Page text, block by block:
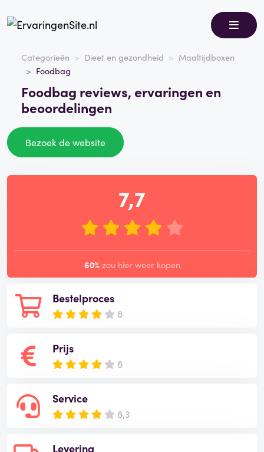
Categorieën Dieet en gezondheid
Maaltijdboxen
Foodbag
Foodbag reviews, ervaringen en
beoordelingen
Bezoek de website
Bestelproces
8
Prijs
8
Service
8,3
Levering
7,7
60% zou hier weer kopen